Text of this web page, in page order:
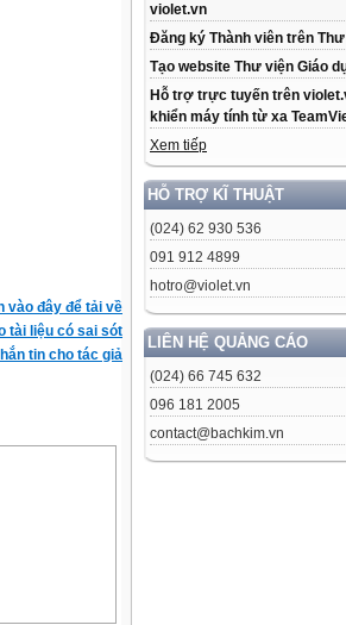
violet.vn
Đăng ký Thành viên trên
Tạo website Thư viện Giáo
Hỗ trợ trực tuyến trên
khiển máy tính từ xa
Xem tiếp
HỖ TRỢ KĨ THUẬT
(024) 62 930 536
091 912 4899
hotro@violet.vn
LIÊN HỆ QUẢNG CÁO
(024) 66 745 632
096 181 2005
contact@bachkim.vn
vào đây để tải về
tài liệu có sai sót
tin cho tác giả